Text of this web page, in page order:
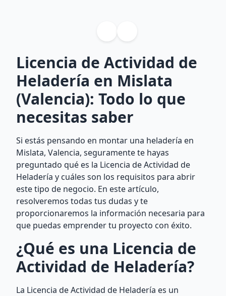
Licencia de Actividad de
Heladería en Mislata
(Valencia): Todo lo que
necesitas saber
Si estás pensando en montar una heladería en
Mislata, Valencia, seguramente te hayas
preguntado qué es la Licencia de Actividad de
Heladería y cuáles son los requisitos para abrir
este tipo de negocio. En este artículo,
resolveremos todas tus dudas y te
proporcionaremos la información necesaria para
que puedas emprender tu proyecto con éxito.
¿Qué es una Licencia de
Actividad de Heladería?
La Licencia de Actividad de Heladería es un